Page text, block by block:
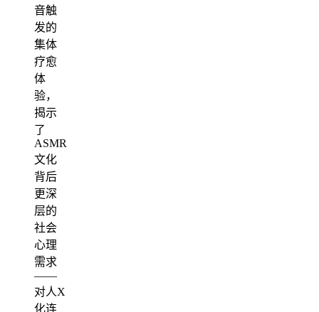
音触
发的
集体
疗愈
体
验，
揭示
了
ASMR
文化
背后
更深
层的
社会
心理
需求
——
对人X
化连